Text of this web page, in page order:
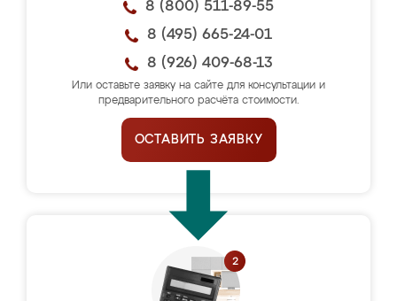
8 (800) 511-89-55
8 (495) 665-24-01
8 (926) 409-68-13
Или оставьте заявку на сайте для консультации и
предварительного расчёта стоимости.
ОСТАВИТЬ ЗАЯВКУ